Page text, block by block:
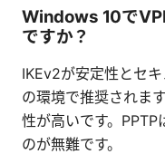
Windows 10で
ですか？
IKEv2が安定性とセ
の環境で推奨されま
性が高いです。
のが無難です。